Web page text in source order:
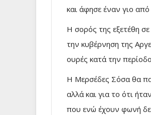
και άφησε έναν γιο
Η σορός της εξετέθη
την κυβέρνηση της
ουρές κατά την
Η Μερσέδες Σόσα θα
αλλά και για το ότι
που ενώ έχουν φωνή